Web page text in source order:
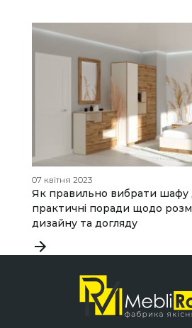
07 квітня 2023
Як правильно вибрати шафу
практичні поради щодо
дизайну та догляду